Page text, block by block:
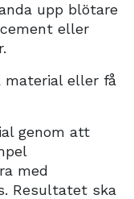
upp blötare
eller
eller få
genom att
med
Resultatet ska